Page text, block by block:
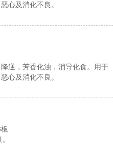
心及消化不良。
逆，芳香化浊，消导化食。用于
心及消化不良。